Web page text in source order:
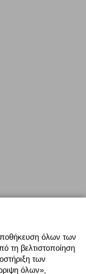
όλων των
τη βελτιστοποίηση
των
όλων»,